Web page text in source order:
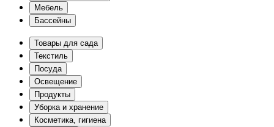
Мебель
Бассейны
Товары для сада
Текстиль
Посуда
Освещение
Продукты
Уборка и хранение
Косметика, гигиена